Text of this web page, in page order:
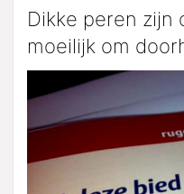
Dikke peren zijn
moeilijk om